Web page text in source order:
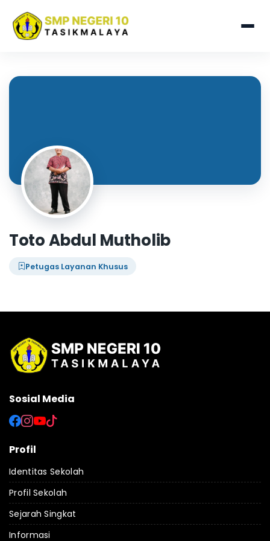
Toto Abdul Mutholib
Petugas Layanan Khusus
Sosial Media
Profil
Identitas Sekolah
Profil Sekolah
Sejarah Singkat
Informasi